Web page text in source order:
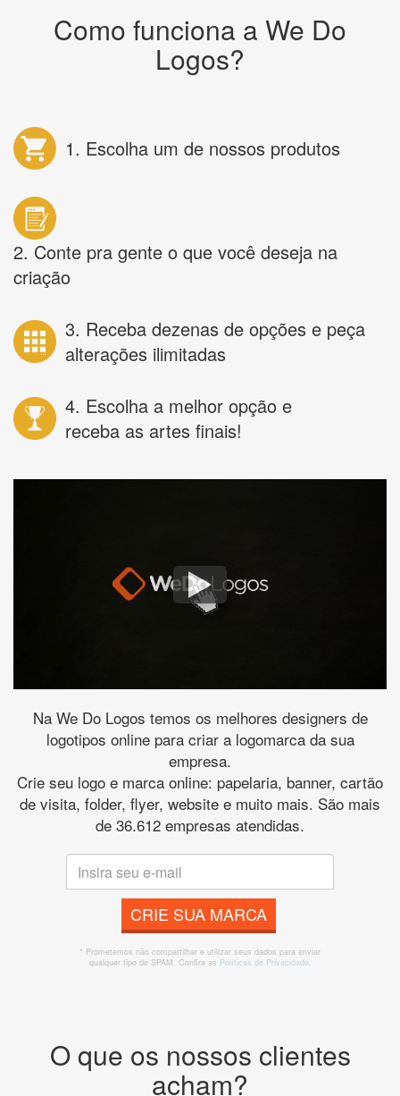
Como funciona a We Do
Logos?
1. Escolha um de nossos produtos
2. Conte pra gente o que você deseja na
criação
3. Receba dezenas de opções e peça
alterações ilimitadas
4. Escolha a melhor opção e
receba as artes finais!
Na We Do Logos temos os melhores designers de
logotipos online para criar a logomarca da sua
empresa.
Crie seu logo e marca online: papelaria, banner, cartão
de visita, folder, flyer, website e muito mais. São mais
de 36.612 empresas atendidas.
CRIE SUA MARCA
* Prometemos não compartilhar e utilizar seus dados para enviar
qualquer tipo de SPAM. Confira as Políticas de Privacidade.
O que os nossos clientes
acham?